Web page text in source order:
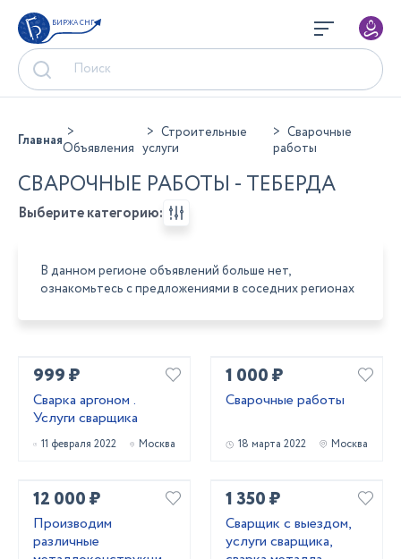
БИРЖА СНГ
ГлавнаяОбъявления
Строительные
услуги
Сварочные
работы
СВАРОЧНЫЕ РАБОТЫ - ТЕБЕРДА
Выберите категорию:
В данном регионе объявлений больше нет,
ознакомьтесь с предложениями в соседних регионах
999 ₽
Сварка аргоном .
Услуги сварщика
11 февраля 2022 Москва
1 000 ₽
Сварочные работы
18 марта 2022 Москва
12 000 ₽
Производим
различные
1 350 ₽
Сварщик с выездом,
услуги сварщика,